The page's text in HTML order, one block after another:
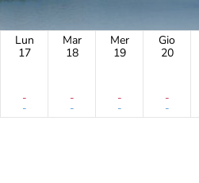
Lun
17
-
-
Mar
18
-
-
Mer
19
-
-
Gio
20
-
-